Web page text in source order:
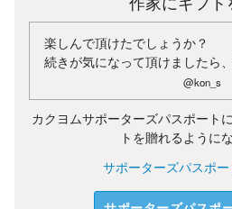
楽しんで頂けたでしょうか？
続きが気になって頂けましたら
@kon_s
カクヨムサポーターズパスポート
トを贈れるように
サポーターズパスポ